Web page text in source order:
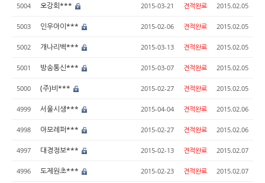
5004 오강회*** 2015-03-21 견적완료 2015.02.05
5003 인우아이*** 2015-02-06 견적완료 2015.02.05
5002 개나리벽*** 2015-03-13 견적완료 2015.02.05
5001 방송통신*** 2015-03-07 견적완료 2015.02.05
5000 (주)비*** 2015-02-27 견적완료 2015.02.05
4999 서울시생*** 2015-04-04 견적완료 2015.02.06
4998 아모레퍼*** 2015-02-27 견적완료 2015.02.06
4997 대경정보*** 2015-02-13 견적완료 2015.02.07
4996 도제원초*** 2015-02-23 견적완료 2015.02.07